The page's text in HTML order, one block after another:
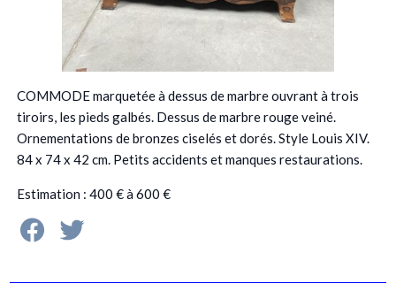
COMMODE marquetée à dessus de marbre ouvrant à trois
tiroirs, les pieds galbés. Dessus de marbre rouge veiné.
Ornementations de bronzes ciselés et dorés. Style Louis XIV.
84 x 74 x 42 cm. Petits accidents et manques restaurations.
Estimation : 400 € à 600 €